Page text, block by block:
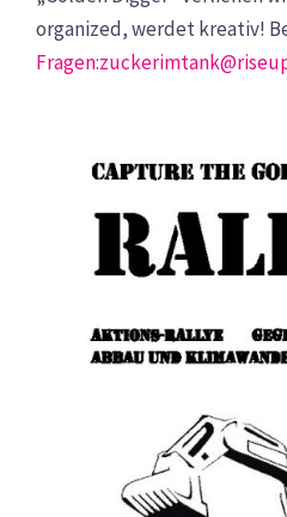
organized, werdet kreativ!